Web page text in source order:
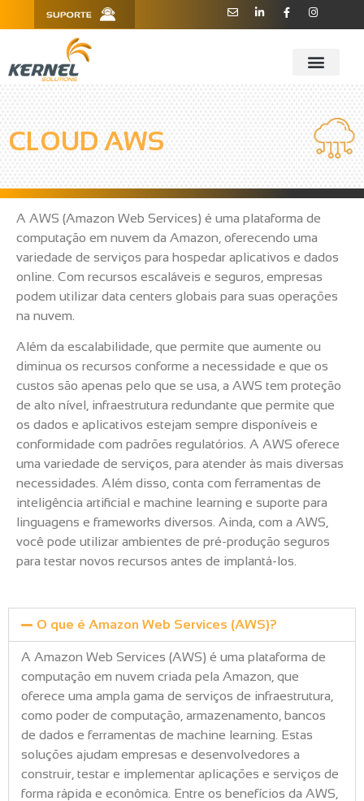
910 - CEP 13208-760 - Jundiaí/SP
CLOUD AWS
A AWS (Amazon Web Services) é uma plataforma de
computação em nuvem da Amazon, oferecendo uma
variedade de serviços para hospedar aplicativos e dados
online. Com recursos escaláveis e seguros, empresas
podem utilizar data centers globais para suas operações
na nuvem.
Além da escalabilidade, que permite que aumente ou
diminua os recursos conforme a necessidade e que os
custos são apenas pelo que se usa, a AWS tem proteção
de alto nível, infraestrutura redundante que permite que
os dados e aplicativos estejam sempre disponíveis e
conformidade com padrões regulatórios. A AWS oferece
uma variedade de serviços, para atender às mais diversas
necessidades. Além disso, conta com ferramentas de
inteligência artificial e machine learning e suporte para
linguagens e frameworks diversos. Ainda, com a AWS,
você pode utilizar ambientes de pré-produção seguros
para testar novos recursos antes de implantá-los.
O que é Amazon Web Services (AWS)?
A Amazon Web Services (AWS) é uma plataforma de
computação em nuvem criada pela Amazon, que
oferece uma ampla gama de serviços de infraestrutura,
como poder de computação, armazenamento, bancos
de dados e ferramentas de machine learning. Estas
soluções ajudam empresas e desenvolvedores a
construir, testar e implementar aplicações e serviços de
forma rápida e econômica. Entre os benefícios da AWS,